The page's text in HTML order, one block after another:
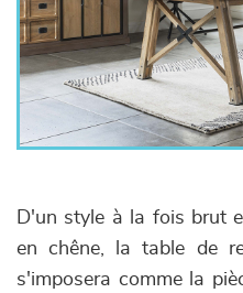
D'un style à la fois brut
en chêne, la table de
s'imposera comme la